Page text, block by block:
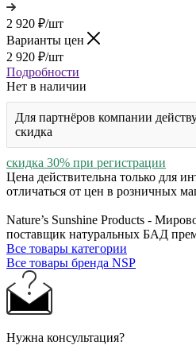
2 920 ₽/шт
Варианты цен
2 920 ₽/шт
Подробности
Нет в наличии
Для партнёров компании
скидка
скидка 30% при регистрации
Цена действительна только для
отличаться от цен в розничных
Nature’s Sunshine Products -
поставщик натуральных БАД
Все товары категории
Все товары бренда NSP
Нужна консультация?